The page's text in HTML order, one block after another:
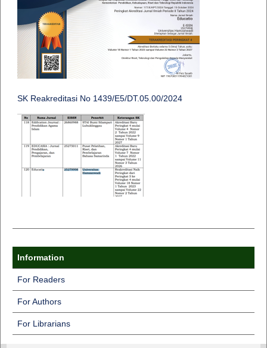
SK Reakreditasi No 1439/E5/DT.05.00/2024
Information
For Readers
For Authors
For Librarians